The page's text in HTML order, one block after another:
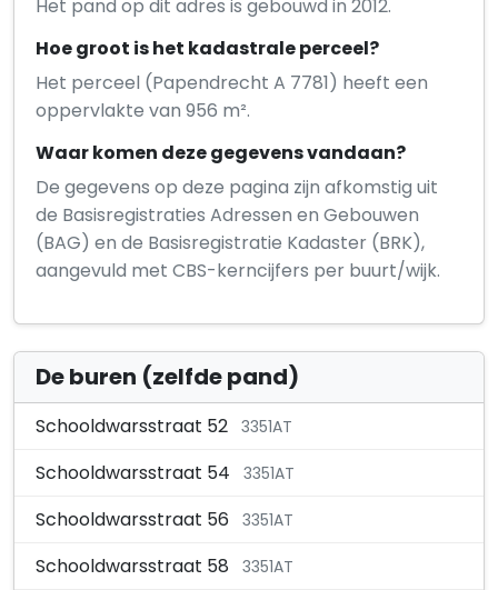
Het pand op dit adres is gebouwd in 2012.
Hoe groot is het kadastrale perceel?
Het perceel (Papendrecht A 7781) heeft een
oppervlakte van 956 m².
Waar komen deze gegevens vandaan?
De gegevens op deze pagina zijn afkomstig uit
de Basisregistraties Adressen en Gebouwen
(BAG) en de Basisregistratie Kadaster (BRK),
aangevuld met CBS-kerncijfers per buurt/wijk.
De buren (zelfde pand)
Schooldwarsstraat 52 3351AT
Schooldwarsstraat 54 3351AT
Schooldwarsstraat 56 3351AT
Schooldwarsstraat 58 3351AT